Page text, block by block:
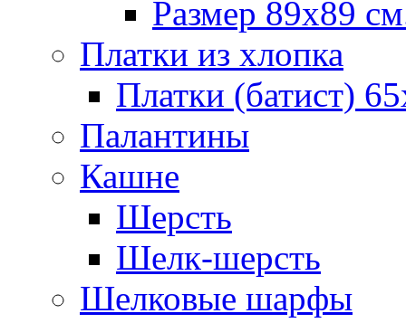
Размер 89х89
Платки из хлопка
Платки (батист)
Палантины
Кашне
Шерсть
Шелк-шерсть
Шелковые шарфы